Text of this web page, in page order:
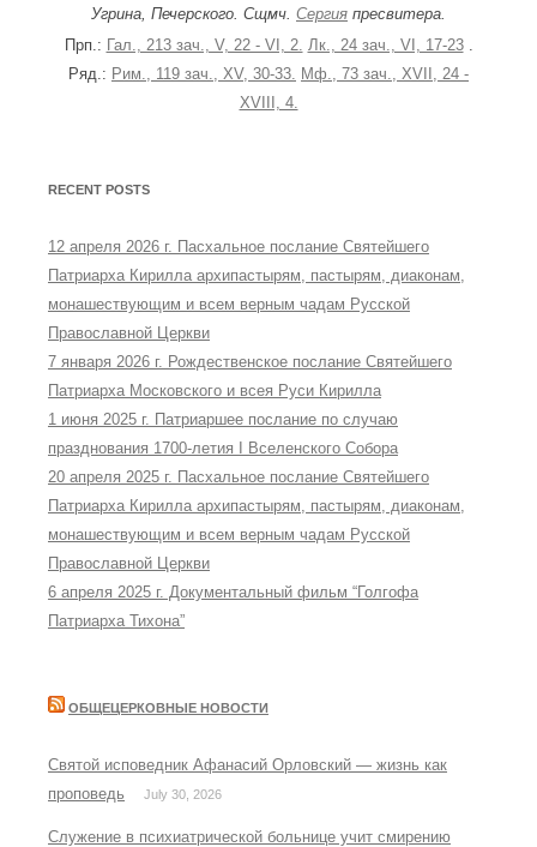
Угрина, Печерского. Сщмч. Сергия пресвитера.
Прп.: Гал., 213 зач., V, 22 - VI, 2. Лк., 24 зач., VI, 17-23
Ряд.: Рим., 119 зач., XV, 30-33. Мф., 73 зач., XVII, 24 -
XVIII, 4.
RECENT POSTS
12 апреля 2026 г. Пасхальное послание Святейшего
Патриарха Кирилла архипастырям, пастырям, диаконам,
монашествующим и всем верным чадам Русской
Православной Церкви
7 января 2026 г. Рождественское послание Святейшего
Патриарха Московского и всея Руси Кирилла
1 июня 2025 г. Патриаршее послание по случаю
празднования 1700-летия I Вселенского Собора
20 апреля 2025 г. Пасхальное послание Святейшего
Патриарха Кирилла архипастырям, пастырям, диаконам,
монашествующим и всем верным чадам Русской
Православной Церкви
6 апреля 2025 г. Документальный фильм “Голгофа
Патриарха Тихона”
ОБЩЕЦЕРКОВНЫЕ НОВОСТИ
Святой исповедник Афанасий Орловский — жизнь как
проповедь
July 30, 2026
Служение в психиатрической больнице учит смирению